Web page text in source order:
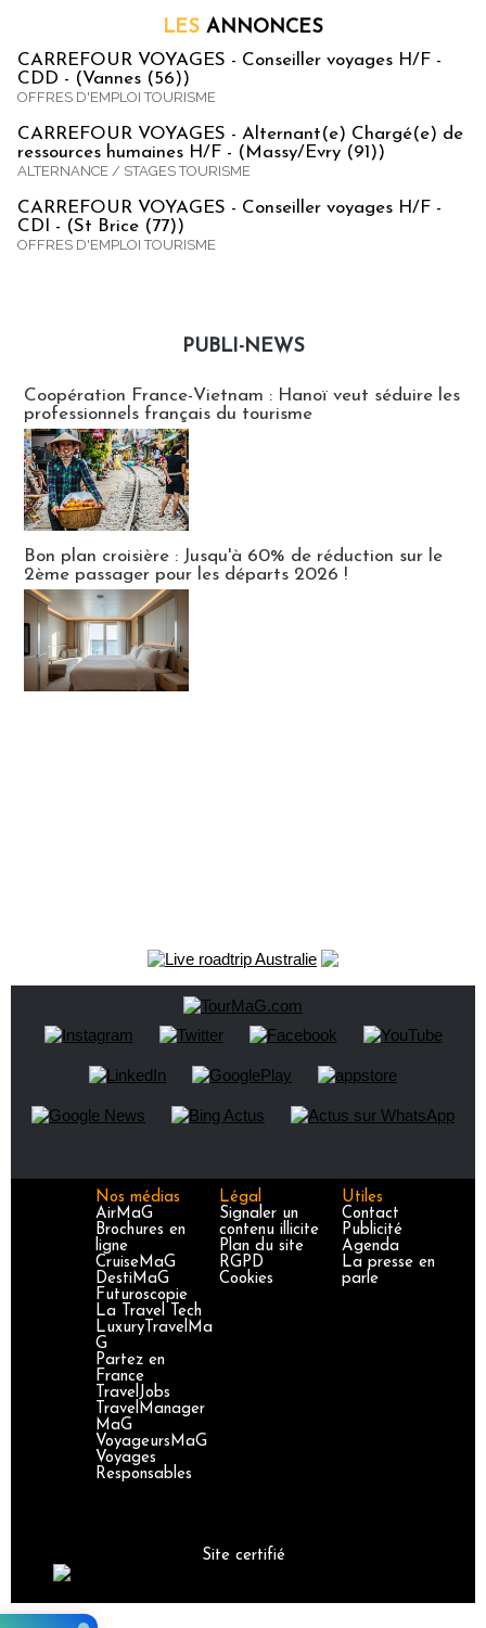
LES ANNONCES
CARREFOUR VOYAGES - Conseiller voyages H/F -
CDD - (Vannes (56))
OFFRES D'EMPLOI TOURISME
CARREFOUR VOYAGES - Alternant(e) Chargé(e) de
ressources humaines H/F - (Massy/Evry (91))
ALTERNANCE / STAGES TOURISME
CARREFOUR VOYAGES - Conseiller voyages H/F -
CDI - (St Brice (77))
OFFRES D'EMPLOI TOURISME
PUBLI-NEWS
Coopération France-Vietnam : Hanoï veut séduire les
professionnels français du tourisme
Bon plan croisière : Jusqu'à 60% de réduction sur le
2ème passager pour les départs 2026 !
Nos médias
AirMaG
Brochures en
ligne
CruiseMaG
DestiMaG
Futuroscopie
La Travel Tech
LuxuryTravelMa
G
Partez en
France
TravelJobs
TravelManager
MaG
VoyageursMaG
Voyages
Responsables
Légal
Signaler un
contenu illicite
Plan du site
RGPD
Cookies
Utiles
Contact
Publicité
Agenda
La presse en
parle
Site certifié